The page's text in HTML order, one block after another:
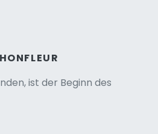
ist der Beginn des